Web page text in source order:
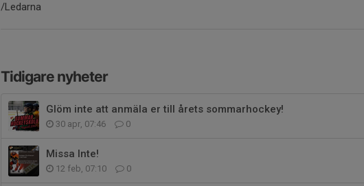
/Ledarna
Tidigare nyheter
Glöm inte att anmäla er till årets sommarhockey!
30 apr, 07:46 0
Missa Inte!
12 feb, 07:10 0